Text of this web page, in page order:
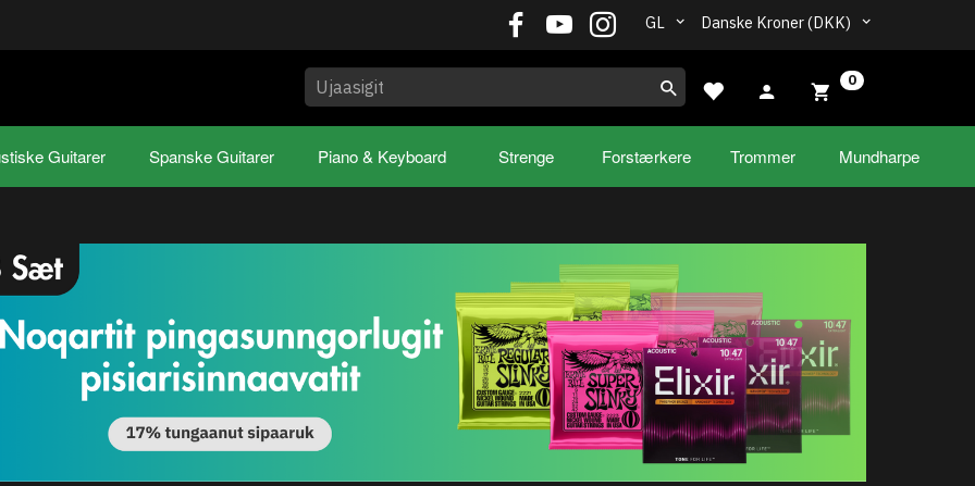
Danske Kroner (DKK)
GL
0
Guitarer Spanske Guitarer Piano & Keyboard Strenge Forstærkere Trommer Mundharpe